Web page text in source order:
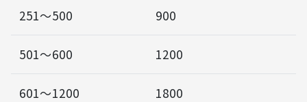
251～500 900
501～600 1200
601～1200 1800